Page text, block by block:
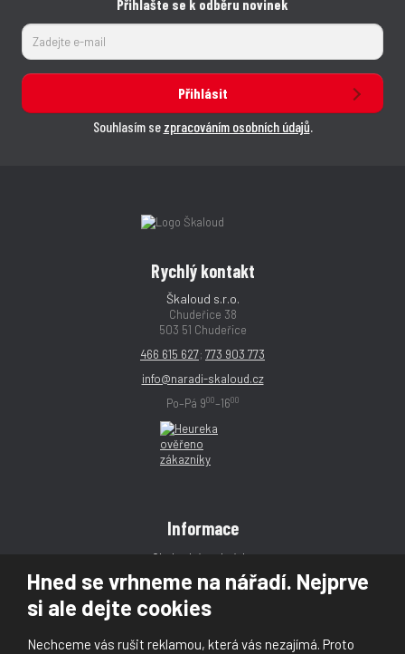
Hned se vrhneme na nářadí. Nejprve
si ale dejte cookies
Nechceme vás rušit reklamou, která vás nezajímá. Proto
Přihlašte se k odběru novinek
Přihlásit
Souhlasím se zpracováním osobních údajů.
Rychlý kontakt
Škaloud s.r.o.
Chudeřice 38
503 51 Chudeřice
466 615 627; 773 903 773
info@naradi-skaloud.cz
Po–Pá 900–1600
Informace
Obchodní podmínky
Reklamace
Magazín